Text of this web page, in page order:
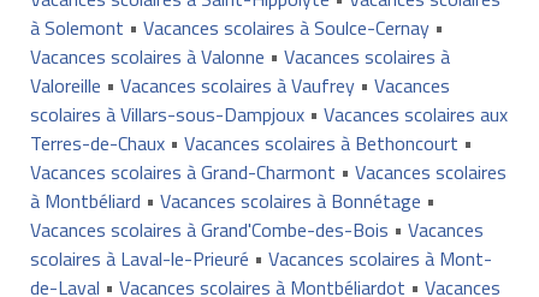
à Solemont • Vacances scolaires à Soulce-Cernay•
Vacances scolaires à Valonne • Vacances scolaires à
Valoreille • Vacances scolaires à Vaufrey• Vacances
scolaires à Villars-sous-Dampjoux• Vacances scolaires aux
Terres-de-Chaux• Vacances scolaires à Bethoncourt •
Vacances scolaires à Grand-Charmont • Vacances scolaires
à Montbéliard • Vacances scolaires à Bonnétage •
Vacances scolaires à Grand'Combe-des-Bois • Vacances
scolaires à Laval-le-Prieuré • Vacances scolaires à Mont-
de-Laval • Vacances scolaires à Montbéliardot • Vacances